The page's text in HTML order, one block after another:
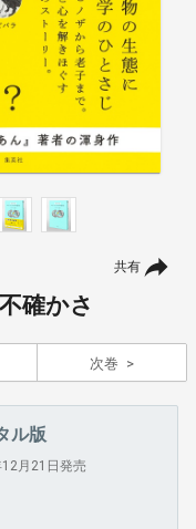
共有
確かさ
次巻
ル版
月21日発売